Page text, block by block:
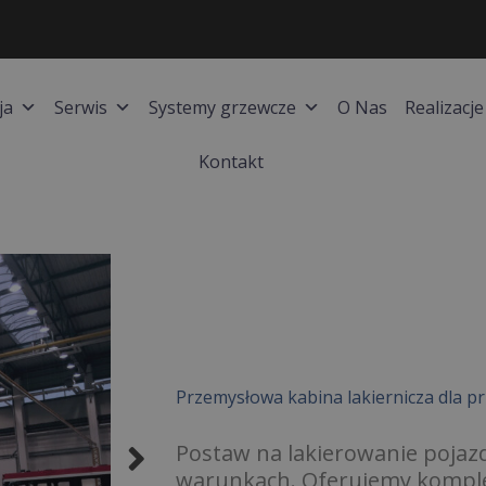
Serwis Systemy grzewcze O Nas Realizacje
Kontakt
Przemysłowa kabina lakiernicza dla
Postaw na lakierowanie
warunkach. Oferujemy